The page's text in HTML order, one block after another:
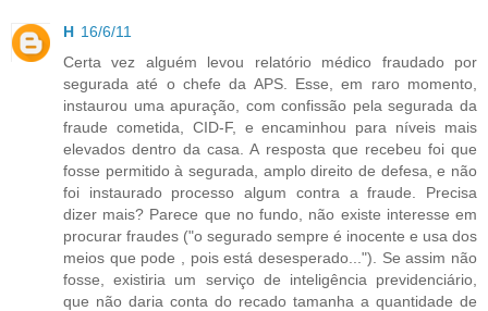
H 16/6/11
Certa vez alguém levou relatório médico fraudado por
segurada até o chefe da APS. Esse, em raro momento,
instaurou uma apuração, com confissão pela segurada da
fraude cometida, CID-F, e encaminhou para níveis mais
elevados dentro da casa. A resposta que recebeu foi que
fosse permitido à segurada, amplo direito de defesa, e não
foi instaurado processo algum contra a fraude. Precisa
dizer mais? Parece que no fundo, não existe interesse em
procurar fraudes ("o segurado sempre é inocente e usa dos
meios que pode , pois está desesperado..."). Se assim não
fosse, existiria um serviço de inteligência previdenciário,
que não daria conta do recado tamanha a quantidade de